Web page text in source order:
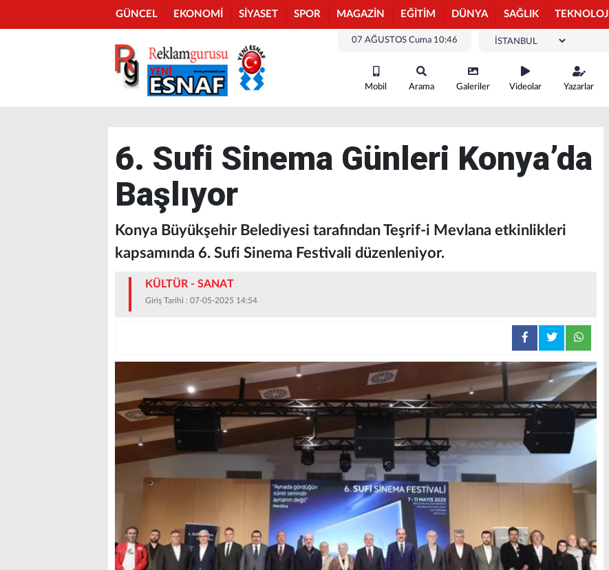
GÜNCEL EKONOMİ SİYASET SPOR MAGAZİN EĞİTİM DÜNYA SAĞLIK TEKNOLOJİ
07 AĞUSTOS Cuma 10:46
Mobil Arama Galeriler Videolar Yazarlar
6. Sufi Sinema Günleri Konya’da
Başlıyor
​​​​​​Konya Büyükşehir Belediyesi tarafından Teşrif-i Mevlana etkinlikleri
kapsamında 6. Sufi Sinema Festivali düzenleniyor.
KÜLTÜR - SANAT
Giriş Tarihi : 07-05-2025 14:54